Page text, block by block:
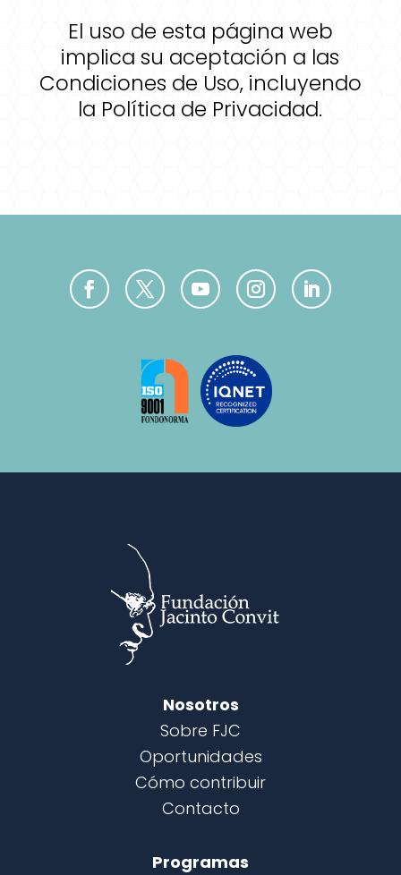
El uso de esta página web
implica su aceptación a las
Condiciones de Uso, incluyendo
la Política de Privacidad.
Nosotros
Sobre FJC
Oportunidades
Cómo contribuir
Contacto
Programas